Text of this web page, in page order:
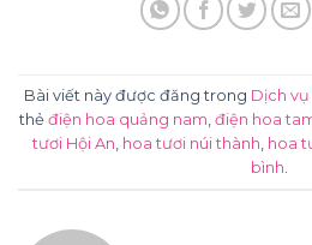
Bài viết này được đăng trong Dịch
thẻ điện hoa quảng nam điện hoa
tươi Hội An hoa tươi núi thành hoa
bình